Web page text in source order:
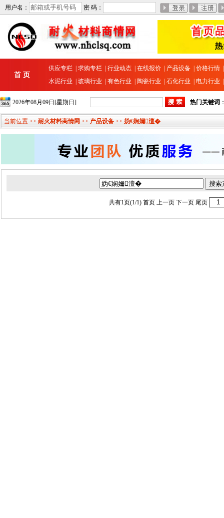
用户名： 密 码：
首 页
供应专栏 求购专栏 行业动态 在线报价 产品设备 价格行情
水泥行业
玻璃行业 有色行业 陶瓷行业 石化行业 电力行业
2026年08月09日[星期日] 热门关键词
当前位置 >> 耐火材料商情网 >> 产品设备 >> 妫€娴嬭澶�
共有1页(1/1) 首页 上一页 下一页 尾页